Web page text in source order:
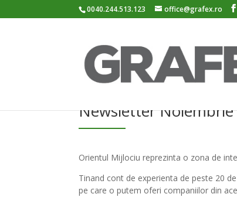
0040.244.513.123 office@grafex.ro
Newsletter
Orientul Mijlociu reprezinta o zona de
Tinand cont de experienta de peste 20
pe care o putem oferi companiilor din